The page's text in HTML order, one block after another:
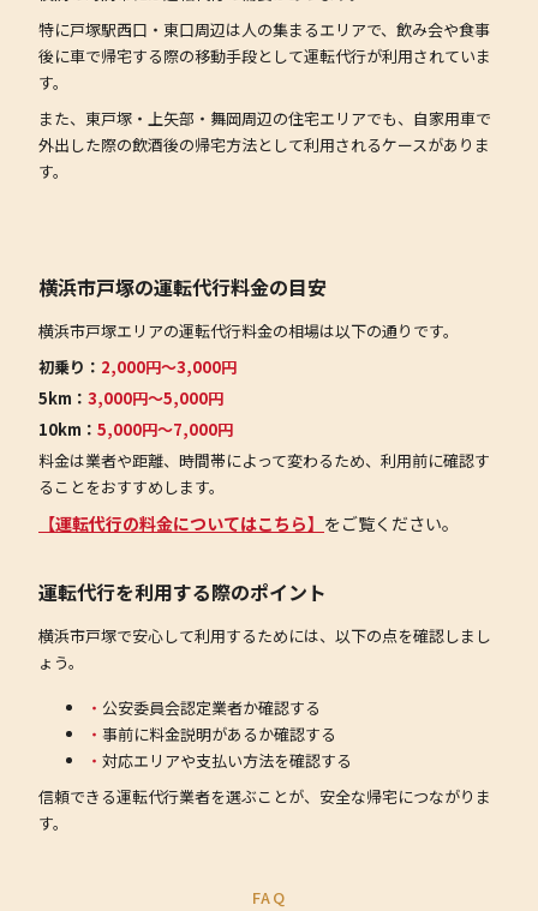
特に戸塚駅西口・東口周辺は人の集まるエリアで、飲み会や食事
後に車で帰宅する際の移動手段として運転代行が利用されていま
す。
また、東戸塚・上矢部・舞岡周辺の住宅エリアでも、自家用車で
外出した際の飲酒後の帰宅方法として利用されるケースがありま
す。
横浜市戸塚の運転代行料金の目安
横浜市戸塚エリアの運転代行料金の相場は以下の通りです。
初乗り： 2,000円〜3,000円
5km： 3,000円〜5,000円
10km： 5,000円〜7,000円
料金は業者や距離、時間帯によって変わるため、利用前に確認す
ることをおすすめします。
【運転代行の料金についてはこちら】 をご覧ください。
運転代行を利用する際のポイント
横浜市戸塚で安心して利用するためには、以下の点を確認しまし
ょう。
公安委員会認定業者か確認する
事前に料金説明があるか確認する
対応エリアや支払い方法を確認する
信頼できる運転代行業者を選ぶことが、安全な帰宅につながりま
す。
FAQ